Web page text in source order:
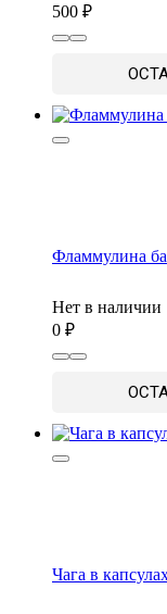
500
Фламмулина
Нет в наличии
0
Чага в